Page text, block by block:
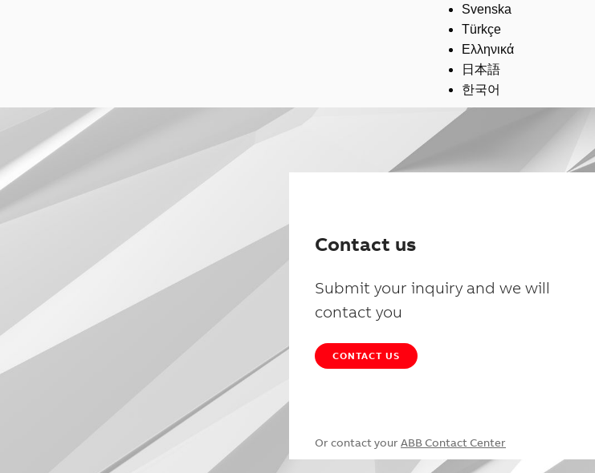
Svenska
Türkçe
Ελληνικά
日本語
한국어
Contact us
Submit your inquiry and we will
contact you
CONTACT US
Or contact your ABB Contact Center